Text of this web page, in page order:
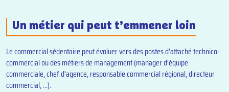
Un métier qui peut t’emmener loin
Le commercial sédentaire peut évoluer vers des postes d’attaché technico-
commercial ou des métiers de management (manager d’équipe
commerciale, chef d’agence, responsable commercial régional, directeur
commercial, …).